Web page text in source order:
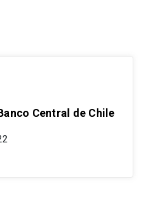
Central de Chile